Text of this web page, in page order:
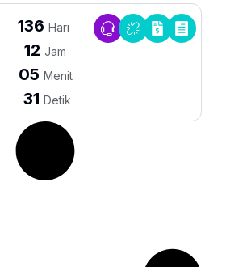
136 Hari
12 Jam
05 Menit
31 Detik